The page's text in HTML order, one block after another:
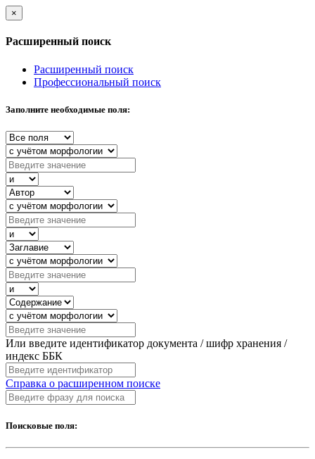
×
Расширенный поиск
Расширенный поиск
Профессиональный поиск
Заполните необходимые поля:
Или введите идентификатор документа / шифр хранения /
индекс ББК
Справка о расширенном поиске
Поисковые поля: